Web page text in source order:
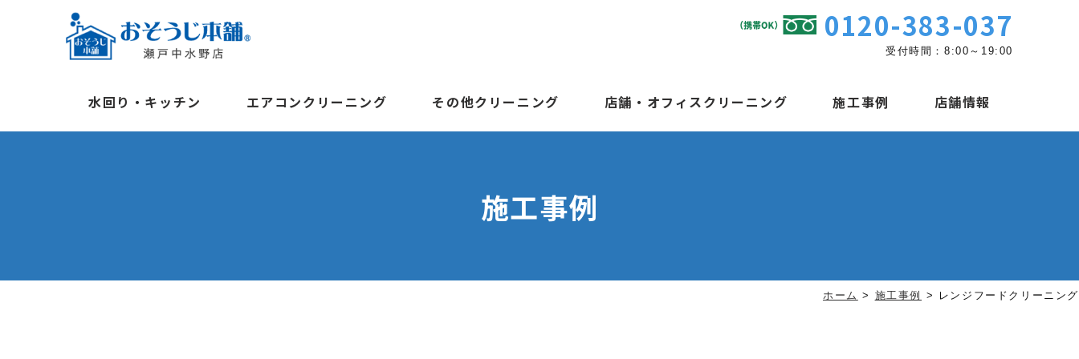
0120-383-037
受付時間：8:00～19:00
水回り・キッチン エアコンクリーニング その他クリーニング 店舗・オフィスクリーニング 施工事例 店舗情報
施工事例
ホーム > 施工事例 > レンジフードクリーニング